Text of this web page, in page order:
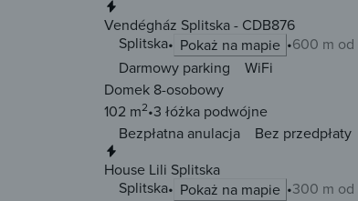
Vendégház Splitska - CDB876
Splitska
Pokaż na mapie
600 m
Darmowy parking
WiFi
Domek 8-osobowy
102 m2 3 łóżka podwójne
Bezpłatna anulacja
Bez przedpłaty
House Lili Splitska
Splitska
Pokaż na mapie
300 m